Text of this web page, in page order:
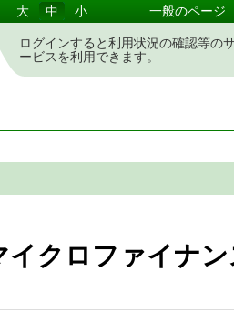
大 中 小 一般のページ
ログインすると利用状況の確認等の
ービスを利用できます。
イクロファイナ